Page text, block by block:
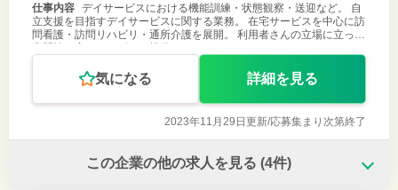
仕事内容 デイサービスにおける機能訓練・状態観察・送迎など。 自
立支援を目指すデイサービスに関する業務。 在宅サービスを中心に訪
問看護・訪問リハビリ・通所介護を展開。 利用者さんの立場に立った
専門性の高いサービスを提供している。
気になる 詳細を見る
2023年11月29日更新/応募集まり次第終了
この企業の他の求人を見る (4件)